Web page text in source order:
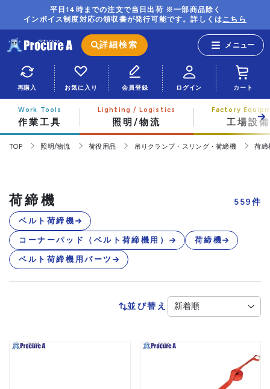
平日14時までの注文で当日出荷 ※一部商品除く
インボイス制度対応の領収書が発行可能です。詳しくはこちら
詳細検索
再購入 お気に入り 会員登録 ログイン カート
作業工具 照明/物流 工場設備
TOP 照明/物流 荷役用品 吊りクランプ・スリング・荷締機 荷締
荷締機 559件
ベルト荷締機
コーナーパッド（ベルト荷締機用） 荷締機
ベルト荷締機用パーツ
並び替え